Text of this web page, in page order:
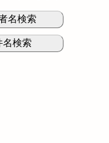
名検索
名検索